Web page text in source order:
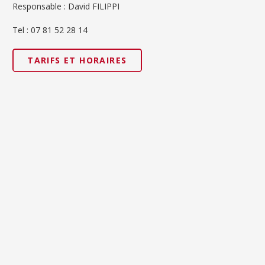
Responsable : David FILIPPI
Tel : 07 81 52 28 14
TARIFS ET HORAIRES